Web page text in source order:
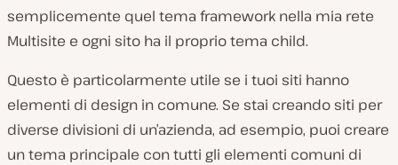
semplicemente quel tema framework nella mia rete
Multisite e ogni sito ha il proprio tema child.
Questo è particolarmente utile se i tuoi siti hanno
elementi di design in comune. Se stai creando siti per
diverse divisioni di un’azienda, ad esempio, puoi creare
un tema principale con tutti gli elementi comuni di